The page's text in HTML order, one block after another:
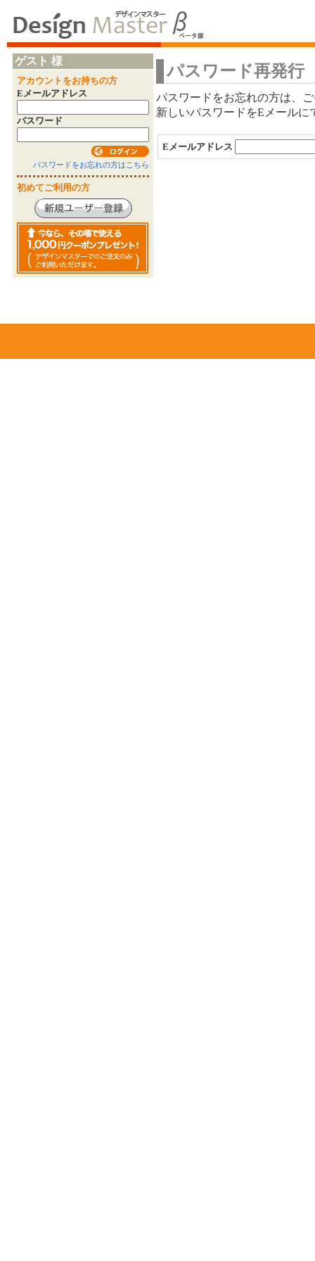
ゲスト 様
アカウントをお持ちの方
Eメールアドレス
パスワード
パスワードをお忘れの方はこちら
初めてご利用の方
パスワード再発行
パスワードをお忘れの方は、
新しいパスワードをEメールに
Eメールアドレス